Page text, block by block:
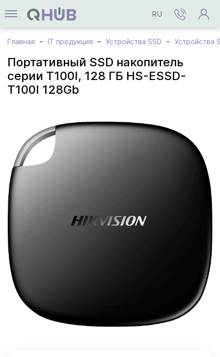
RU
Главная IT продукция Устройства SSD Устройства
Портативный SSD накопитель
серии T100I, 128 ГБ HS-ESSD-
T100I 128Gb